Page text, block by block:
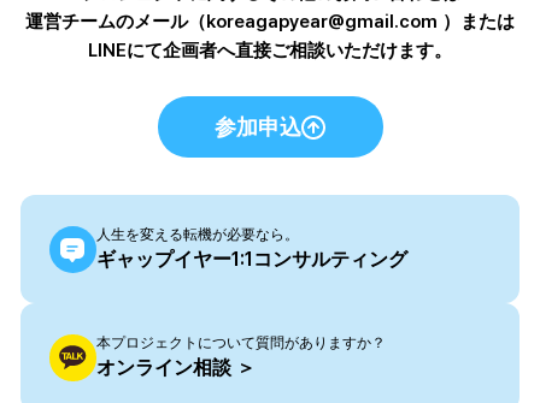
運営チームのメール（koreagapyear@gmail.com ）または
LINEにて企画者へ直接ご相談いただけます。
参加申込
人生を変える転機が必要なら。
ギャップイヤー1:1コンサルティング
本プロジェクトについて質問がありますか？
オンライン相談 ＞